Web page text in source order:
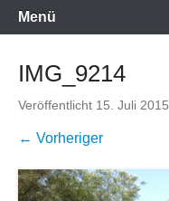
Primäres
Menü
Menü
IMG_9214
Veröffentlicht 15. Juli 2015
← Vorheriger